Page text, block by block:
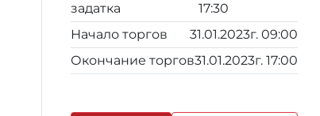
задатка
17:30
Начало торгов
31.01.2023г. 09:00
Окончание торгов31.01.2023г. 17:00